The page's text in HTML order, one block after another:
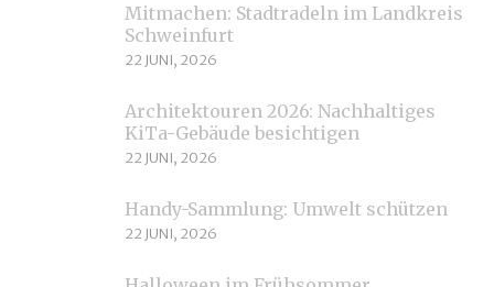
Mitmachen: Stadtradeln im Landkreis
Schweinfurt
22 JUNI, 2026
Architektouren 2026: Nachhaltiges
KiTa-Gebäude besichtigen
22 JUNI, 2026
Handy-Sammlung: Umwelt schützen
22 JUNI, 2026